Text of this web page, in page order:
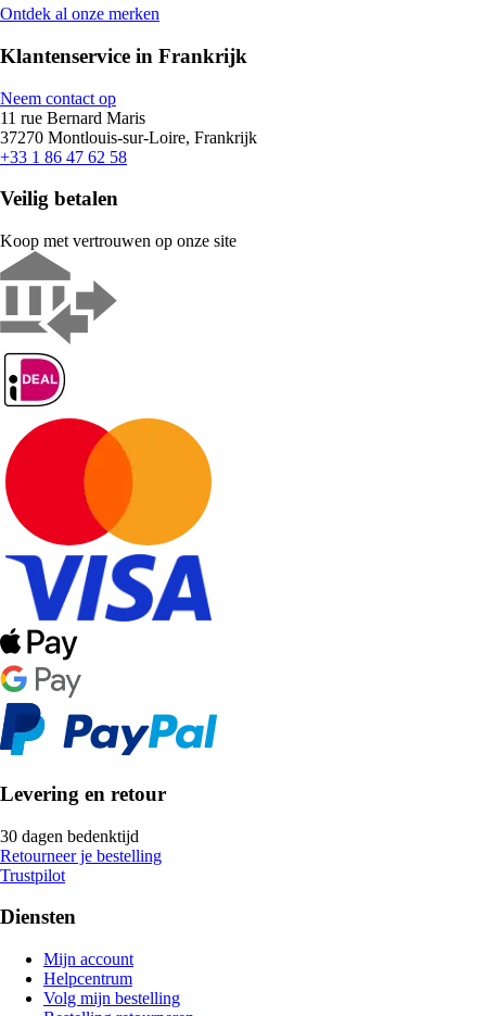
Ontdek al onze merken
Klantenservice in Frankrijk
Neem contact op
11 rue Bernard Maris
37270 Montlouis-sur-Loire, Frankrijk
+33 1 86 47 62 58
Veilig betalen
Koop met vertrouwen op onze site
Levering en retour
30 dagen bedenktijd
Retourneer je bestelling
Trustpilot
Diensten
Mijn account
Helpcentrum
Volg mijn bestelling